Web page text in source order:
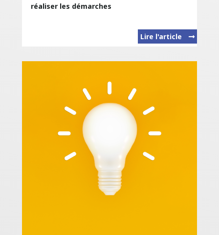
réaliser les démarches
Lire l'article